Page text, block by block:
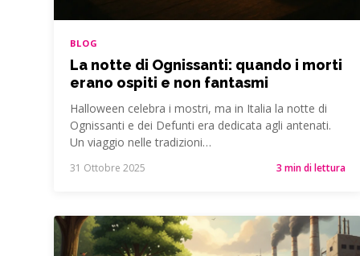
BLOG
La notte di Ognissanti: quando i morti
erano ospiti e non fantasmi
Halloween celebra i mostri, ma in Italia la notte di
Ognissanti e dei Defunti era dedicata agli antenati.
Un viaggio nelle tradizioni…
31 Ottobre 2025 3 min di lettura